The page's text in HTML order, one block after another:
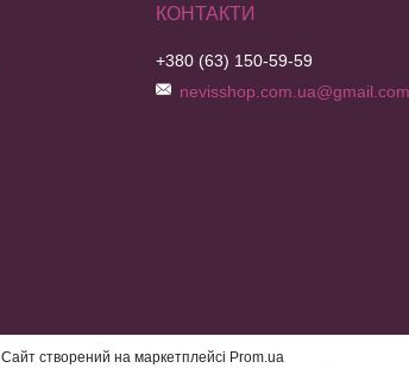
+380 (63) 150-59-59
Сайт створений на маркетплейсі Prom.ua